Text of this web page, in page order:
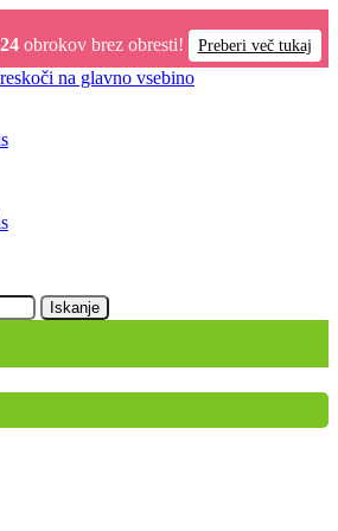
24obrokov brez obresti! Preberi več tukaj
na glavno vsebino
Iskanje